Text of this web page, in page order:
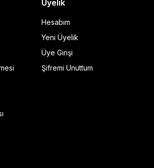
Üyelik
Hesabım
Yeni Üyelik
Üye Girişi
Şifremi Unuttum